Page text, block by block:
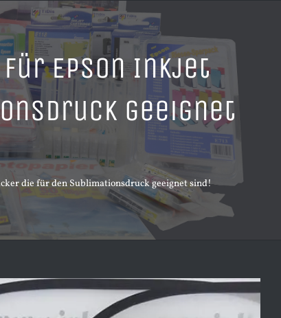
Epson Inkjet
geeignet
die für den Sublimationsdruck geeignet sind!